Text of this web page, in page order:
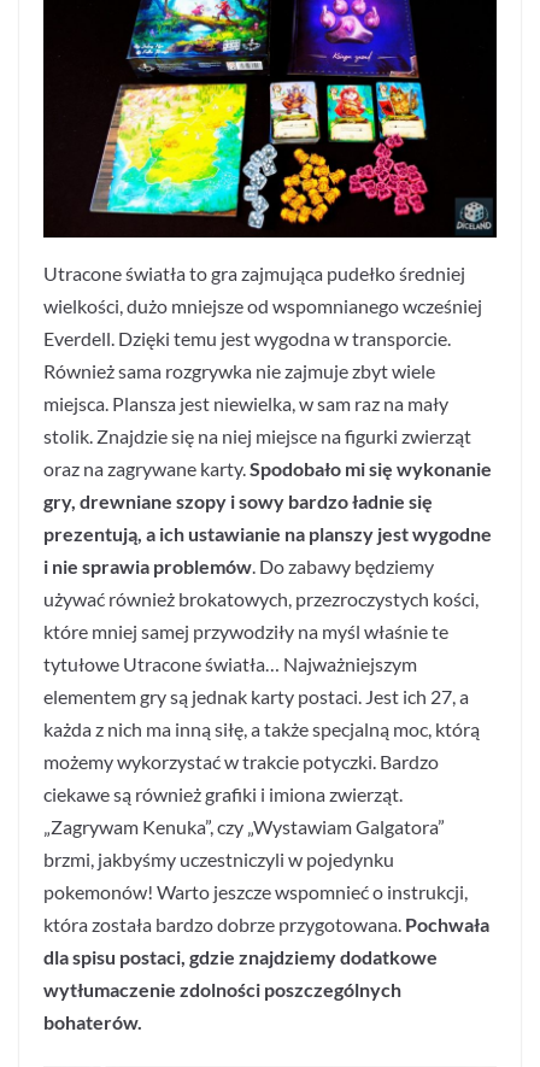
Utracone światła to gra zajmująca pudełko średniej
wielkości, dużo mniejsze od wspomnianego wcześniej
Everdell. Dzięki temu jest wygodna w transporcie.
Również sama rozgrywka nie zajmuje zbyt wiele
miejsca. Plansza jest niewielka, w sam raz na mały
stolik. Znajdzie się na niej miejsce na figurki zwierząt
oraz na zagrywane karty.Spodobało mi się wykonanie
gry, drewniane szopy i sowy bardzo ładnie się
prezentują, a ich ustawianie na planszy jest wygodne
i nie sprawia problemów. Do zabawy będziemy
używać również brokatowych, przezroczystych kości,
które mniej samej przywodziły na myśl właśnie te
tytułowe Utracone światła… Najważniejszym
elementem gry są jednak karty postaci. Jest ich 27, a
każda z nich ma inną siłę, a także specjalną moc, którą
możemy wykorzystać w trakcie potyczki. Bardzo
ciekawe są również grafiki i imiona zwierząt.
„Zagrywam Kenuka”, czy „Wystawiam Galgatora”
brzmi, jakbyśmy uczestniczyli w pojedynku
pokemonów! Warto jeszcze wspomnieć o instrukcji,
która została bardzo dobrze przygotowana. Pochwała
dla spisu postaci, gdzie znajdziemy dodatkowe
wytłumaczenie zdolności poszczególnych
bohaterów.